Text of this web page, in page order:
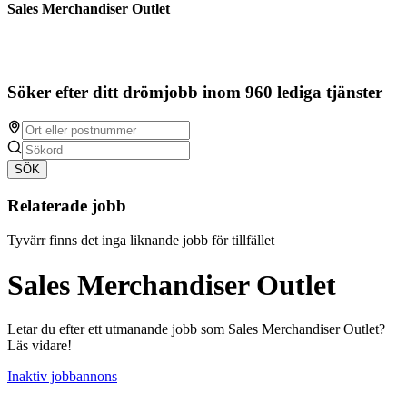
Sales Merchandiser Outlet
Söker efter ditt drömjobb inom 960 lediga tjänster
SÖK
Relaterade jobb
Tyvärr finns det inga liknande jobb för tillfället
Sales Merchandiser Outlet
Letar du efter ett utmanande jobb som Sales Merchandiser Outlet?
Läs vidare!
Inaktiv jobbannons